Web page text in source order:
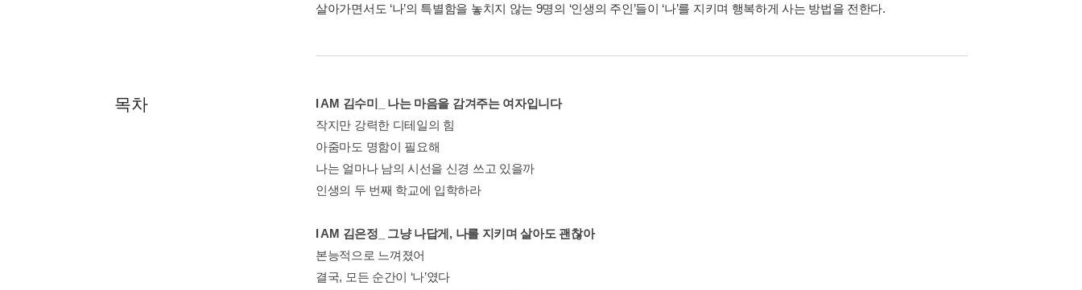
살아가면서도 ‘나’의 특별함을 놓치지 않는 9명의 ‘인생의 주인’들이 ‘나’를 지키며 행복하게 사는 방법을 전한다.
목차
I AM 김수미_ 나는 마음을 감겨주는 여자입니다
작지만 강력한 디테일의 힘
아줌마도 명함이 필요해
나는 얼마나 남의 시선을 신경 쓰고 있을까
인생의 두 번째 학교에 입학하라
I AM 김은정_ 그냥 나답게, 나를 지키며 살아도 괜찮아
본능적으로 느껴졌어
결국, 모든 순간이 ‘나’였다